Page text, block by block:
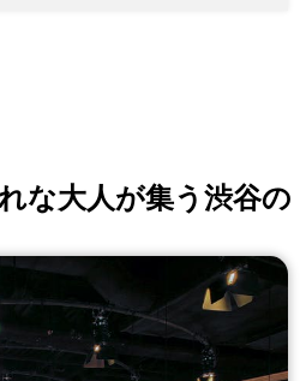
な大人が集う渋谷の